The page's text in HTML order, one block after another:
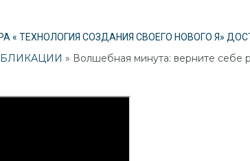
« ТЕХНОЛОГИЯ СОЗДАНИЯ СВОЕГО НОВОГО Я»
» Волшебная минута: верните себе